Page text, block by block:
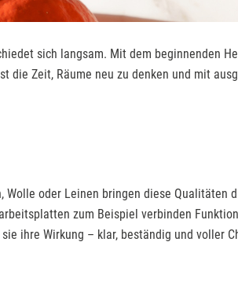
sich langsam. Mit dem beginnenden
die Zeit, Räume neu zu denken und mit
oder Leinen bringen diese
zum Beispiel verbinden
ihre Wirkung – klar, beständig und voller